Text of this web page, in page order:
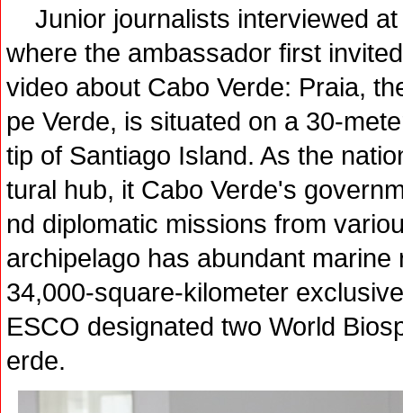
Junior journalists interviewed at
where the ambassador first
video about Cabo Verde: Praia,
pe Verde, is situated on a 30-
tip of Santiago Island. As the
tural hub, it Cabo Verde's
nd diplomatic missions from
archipelago has abundant
34,000-square-kilometer
ESCO designated two World
erde.